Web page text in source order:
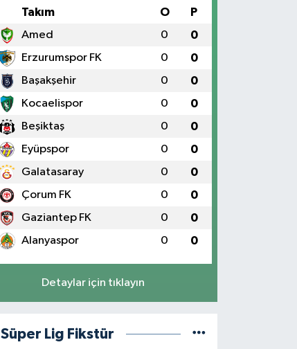
Takım O P
Amed 0 0
Erzurumspor FK 0 0
Başakşehir 0 0
Kocaelispor 0 0
Beşiktaş 0 0
Eyüpspor 0 0
Galatasaray 0 0
Çorum FK 0 0
Gaziantep FK 0 0
Alanyaspor 0 0
Detaylar için tıklayın
Süper Lig Fikstür